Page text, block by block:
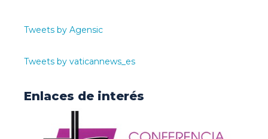
Tweets by Agensic
Tweets by vaticannews_es
Enlaces de interés